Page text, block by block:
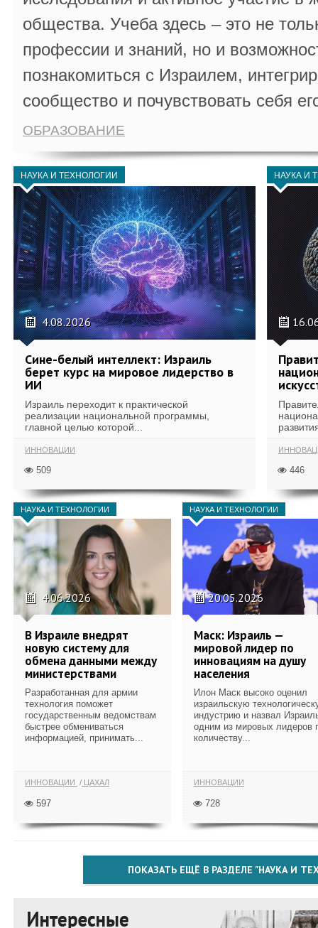
общества. Учеба здесь – это не
профессии и знаний, но и
познакомиться с Израилем,
сообщество и почувствовать себя
ОБРАЗОВАНИЕ
НАУКА И ТЕХНОЛОГИИ
4.08.2026
Сине-белый интеллект: Израиль
берет курс на мировое лидерство в
ИИ
Израиль переходит к практической
реализации национальной программы,
главной целью которой...
ИННОВАЦИИ
509
НАУКА И
446
НАУКА И ТЕХНОЛОГИИ
4.06.2026
В Израиле внедрят
новую систему для
обмена данными между
министерствами
Разработанная для армии
технология поможет
государственным ведомствам
быстрее обмениваться
информацией, принимать...
ИННОВАЦИИ ЦАХАЛ
597
НАУКА И ТЕХНОЛОГИИ
20.05.2026
Маск: Израиль —
мировой лидер по
инновациям на душу
населения
Илон Маск высоко оценил
израильскую
индустрию и назвал
одним из мировых лидеров
количеству...
ИННОВАЦИИ
728
ПОКАЗАТЬ ЕЩЁ В РАЗДЕЛЕ "НАУКА И